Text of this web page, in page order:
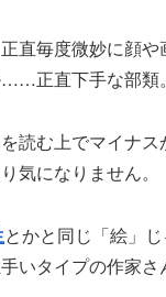
直毎度微妙に顔
正直下手な部類。
読む上でマイナ
気になりません。
とかと同じ「絵」
いタイプの作家さ